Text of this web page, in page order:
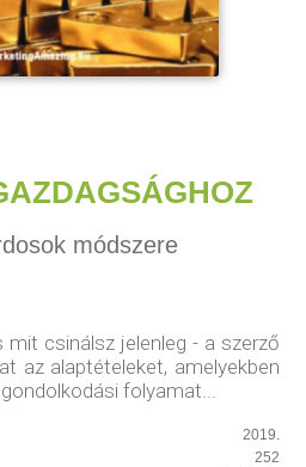
módszere
mit csinálsz jelenleg - a szerző
az alaptételeket, amelyekben
folyamat...
2019.
252